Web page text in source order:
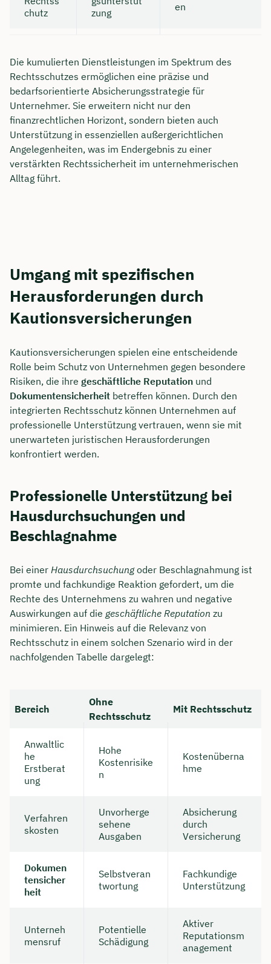
chutz
zung
en
Die kumulierten Dienstleistungen im Spektrum des
Rechtsschutzes ermöglichen eine präzise und
bedarfsorientierte Absicherungsstrategie für
Unternehmer. Sie erweitern nicht nur den
finanzrechtlichen Horizont, sondern bieten auch
Unterstützung in essenziellen außergerichtlichen
Angelegenheiten, was im Endergebnis zu einer
verstärkten Rechtssicherheit im unternehmerischen
Alltag führt.
Umgang mit spezifischen
Herausforderungen durch
Kautionsversicherungen
Kautionsversicherungen spielen eine entscheidende
Rolle beim Schutz von Unternehmen gegen besondere
Risiken, die ihre geschäftliche Reputation und
Dokumentensicherheit betreffen können. Durch den
integrierten Rechtsschutz können Unternehmen auf
professionelle Unterstützung vertrauen, wenn sie mit
unerwarteten juristischen Herausforderungen
konfrontiert werden.
Professionelle Unterstützung bei
Hausdurchsuchungen und
Beschlagnahme
Bei einer Hausdurchsuchungoder Beschlagnahmung ist
promte und fachkundige Reaktion gefordert, um die
Rechte des Unternehmens zu wahren und negative
Auswirkungen auf die geschäftliche Reputation zu
minimieren. Ein Hinweis auf die Relevanz von
Rechtsschutz in einem solchen Szenario wird in der
nachfolgenden Tabelle dargelegt:
Bereich
Ohne
Rechtsschutz
Mit Rechtsschutz
Anwaltlic
he
Erstberat
ung
Hohe
Kostenrisike
n
Kostenüberna
hme
Verfahren
skosten
Unvorherge
sehene
Ausgaben
Absicherung
durch
Versicherung
Dokumen
tensicher
heit
Selbstveran
twortung
Fachkundige
Unterstützung
Unterneh
mensruf
Potentielle
Schädigung
Aktiver
Reputationsm
anagement